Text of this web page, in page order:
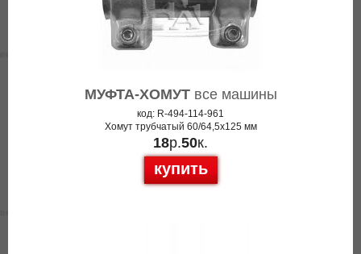
МУФТА-ХОМУТвсе машины
код: R-494-114-961
Хомут трубчатый 60/64,5x125 мм
18р.50к.
купить